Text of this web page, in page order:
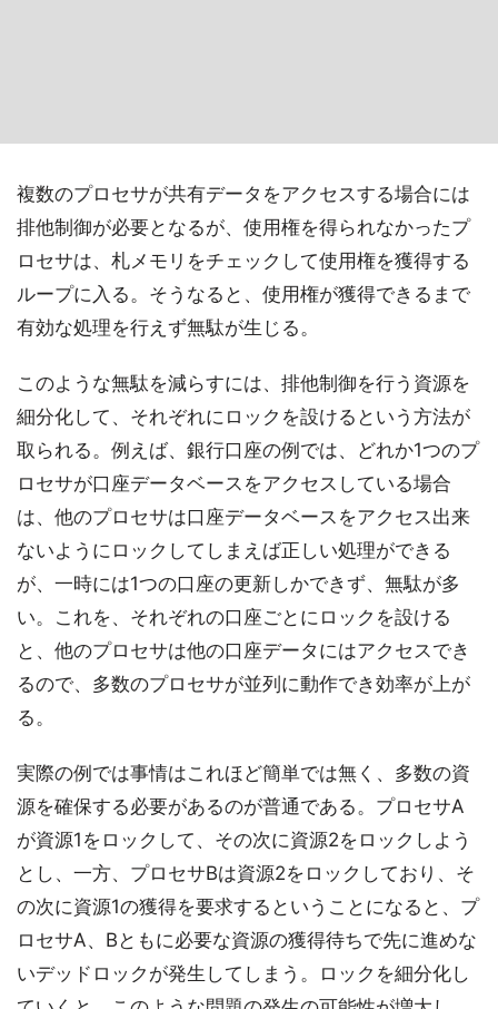
複数のプロセサが共有データをアクセスする場合には
排他制御が必要となるが、使用権を得られなかったプ
ロセサは、札メモリをチェックして使用権を獲得する
ループに入る。そうなると、使用権が獲得できるまで
有効な処理を行えず無駄が生じる。
このような無駄を減らすには、排他制御を行う資源を
細分化して、それぞれにロックを設けるという方法が
取られる。例えば、銀行口座の例では、どれか1つのプ
ロセサが口座データベースをアクセスしている場合
は、他のプロセサは口座データベースをアクセス出来
ないようにロックしてしまえば正しい処理ができる
が、一時には1つの口座の更新しかできず、無駄が多
い。これを、それぞれの口座ごとにロックを設ける
と、他のプロセサは他の口座データにはアクセスでき
るので、多数のプロセサが並列に動作でき効率が上が
る。
実際の例では事情はこれほど簡単では無く、多数の資
源を確保する必要があるのが普通である。プロセサA
が資源1をロックして、その次に資源2をロックしよう
とし、一方、プロセサBは資源2をロックしており、そ
の次に資源1の獲得を要求するということになると、プ
ロセサA、Bともに必要な資源の獲得待ちで先に進めな
いデッドロックが発生してしまう。ロックを細分化し